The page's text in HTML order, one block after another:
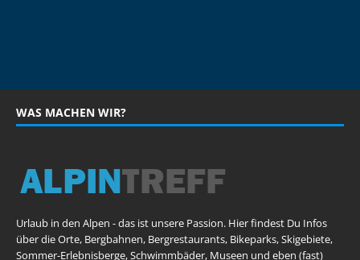
WAS MACHEN WIR?
Urlaub in den Alpen - das ist unsere Passion. Hier findest Du Infos
über die Orte, Bergbahnen, Bergrestaurants, Bikeparks, Skigebiete,
Sommer-Erlebnisberge, Schwimmbäder, Museen und eben (fast)